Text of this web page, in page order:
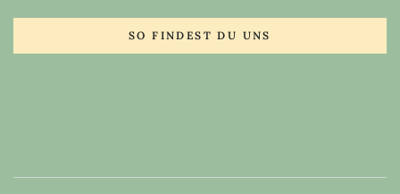
SO FINDEST DU UNS